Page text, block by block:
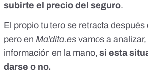
subirte el precio del seguro.
El propio tuitero se retracta después
pero en Maldita.es vamos a analizar,
información en la mano, si esta
darse o no.